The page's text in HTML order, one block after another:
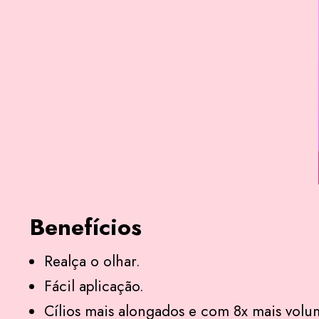
Benefícios
Realça o olhar.
Fácil aplicação.
Cílios mais alongados e com 8x mais